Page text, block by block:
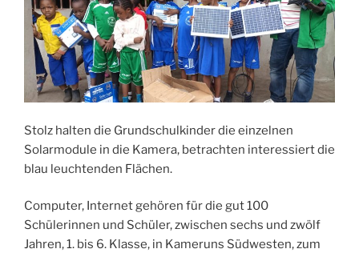
Stolz halten die Grundschulkinder die einzelnen
Solarmodule in die Kamera, betrachten interessiert die
blau leuchtenden Flächen.
Computer, Internet gehören für die gut 100
Schülerinnen und Schüler, zwischen sechs und zwölf
Jahren, 1. bis 6. Klasse, in Kameruns Südwesten, zum